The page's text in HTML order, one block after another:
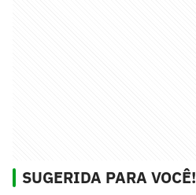
SUGERIDA PARA VOCÊ!